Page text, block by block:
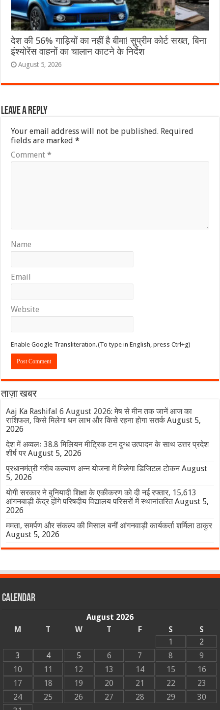
देश की 56% गाड़ियों का नहीं है बीमा! सुप्रीम कोर्ट सख्त, बिना
इंश्योरेंस वाहनों का चालान काटने के निर्देश
August 5, 2026
Leave a Reply
Your email address will not be published. Required
fields are marked*
Comment*
Name
Email
Website
Enable Google Transliteration.(To type in English, press Ctrl+g)
ताज़ा खबर
Aaj Ka Rashifal 6 August 2026: मेष से मीन तक जानें आज का
राशिफल, किसे मिलेगा धन लाभ और किसे रहना होगा सतर्क August 5,
2026
देश में अव्वलः 38.8 मिलियन मीट्रिक टन दुग्ध उत्पादन के साथ उत्तर प्रदेश
शीर्ष पर August 5, 2026
प्रधानमंत्री गरीब कल्याण अन्न योजना में मिलेगा डिजिटल टोकन August
5, 2026
योगी सरकार ने बुनियादी शिक्षा के एकीकरण को दी नई रफ्तार, 15,613
आंगनबाड़ी केंद्र होंगे परिषदीय विद्यालय परिसरों में स्थानांतरित August 5,
2026
ममता, समर्पण और संकल्प की मिसाल बनीं आंगनवाड़ी कार्यकर्ता शर्मिला ठाकुर
August 5, 2026
Calendar
August 2026
M
T W T F S
S
1
2
3
4 5 6 7 8
9
10
11 12 13 14 15
16
17
18 19 20 21 22
23
24
25 26 27 28 29
30